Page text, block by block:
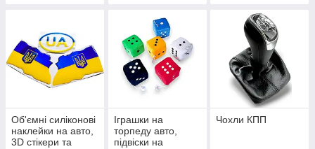
українською
символікою
Об'ємні силіконові
наклейки на авто,
3D стікери та
Іграшки на
торпеду авто,
підвіски на
Чохли КПП